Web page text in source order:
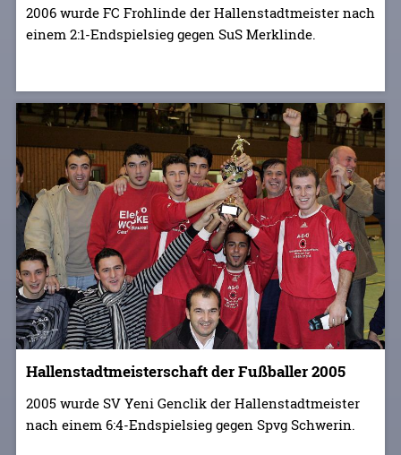
2006 wurde FC Frohlinde der Hallenstadtmeister nach
einem 2:1-Endspielsieg gegen SuS Merklinde.
Hallenstadtmeisterschaft der Fußballer 2005
2005 wurde SV Yeni Genclik der Hallenstadtmeister
nach einem 6:4-Endspielsieg gegen Spvg Schwerin.